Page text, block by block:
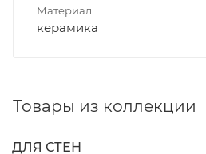
Материал
керамика
Товары из коллекции
ДЛЯ СТЕН